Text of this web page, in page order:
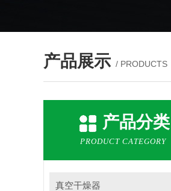
产品展示 / PRODUCTS
产品分类
PRODUCT CATEGORY
真空干燥器